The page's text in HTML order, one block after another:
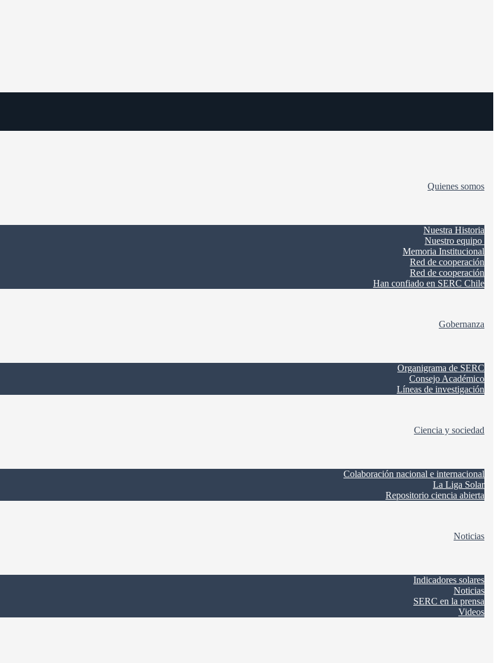
Quienes somos
Nuestra Historia
Nuestro equipo
Memoria Institucional
Red de cooperación
Red de cooperación
Han confiado en SERC Chile
Gobernanza
Organigrama de SERC
Consejo Académico
Líneas de investigación
Ciencia y sociedad
Colaboración nacional e internacional
La Liga Solar
Repositorio ciencia abierta
Noticias
Indicadores solares
Noticias
SERC en la prensa
Videos